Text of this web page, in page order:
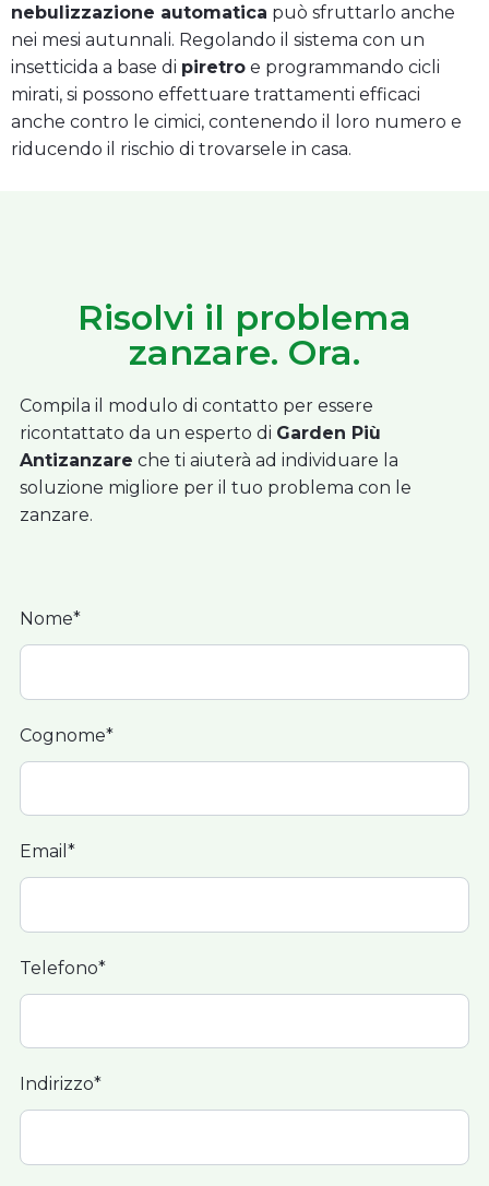
nebulizzazione automatica può sfruttarlo anche
nei mesi autunnali. Regolando il sistema con un
insetticida a base di piretro e programmando cicli
mirati, si possono effettuare trattamenti efficaci
anche contro le cimici, contenendo il loro numero e
riducendo il rischio di trovarsele in casa.
Risolvi il problema
zanzare. Ora.
Compila il modulo di contatto per essere
ricontattato da un esperto di Garden Più
Antizanzare che ti aiuterà ad individuare la
soluzione migliore per il tuo problema con le
zanzare.
Nome*
Cognome*
Email*
Telefono*
Indirizzo*